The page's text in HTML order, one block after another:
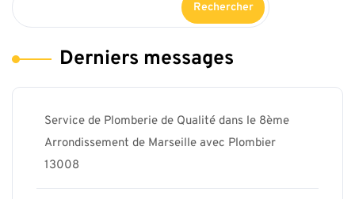
Rechercher
Derniers messages
Service de Plomberie de Qualité dans le 8ème
Arrondissement de Marseille avec Plombier
13008